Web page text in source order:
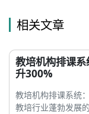
相关文章
教培机构排课
升300%
教培机构排课系统
教培行业蓬勃发展